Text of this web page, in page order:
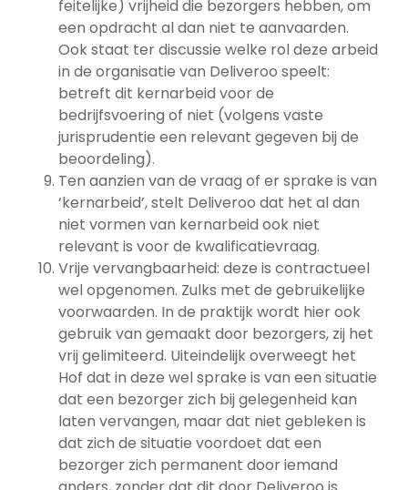
feitelijke) vrijheid die bezorgers hebben, om
een opdracht al dan niet te aanvaarden.
Ook staat ter discussie welke rol deze arbeid
in de organisatie van Deliveroo speelt:
betreft dit kernarbeid voor de
bedrijfsvoering of niet (volgens vaste
jurisprudentie een relevant gegeven bij de
beoordeling).
Ten aanzien van de vraag of er sprake is van
‘kernarbeid’, stelt Deliveroo dat het al dan
niet vormen van kernarbeid ook niet
relevant is voor de kwalificatievraag.
Vrije vervangbaarheid: deze is contractueel
wel opgenomen. Zulks met de gebruikelijke
voorwaarden. In de praktijk wordt hier ook
gebruik van gemaakt door bezorgers, zij het
vrij gelimiteerd. Uiteindelijk overweegt het
Hof dat in deze wel sprake is van een situatie
dat een bezorger zich bij gelegenheid kan
laten vervangen, maar dat niet gebleken is
dat zich de situatie voordoet dat een
bezorger zich permanent door iemand